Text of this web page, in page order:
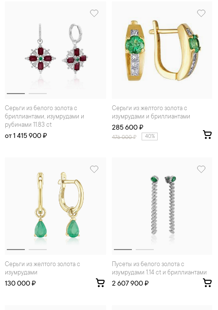
Серьги из белого золота с
бриллиантами, изумрудами и
рубинами 11.83 ct
от 1 415 900 ₽
Серьги из желтого золота с
изумрудами и бриллиантами
285 600 ₽
476 000₽ 40%
Серьги из желтого золота с
изумрудами
130 000 ₽
Пусеты из белого золота с
изумрудами 1.14 ct и бриллиантами
2 607 900 ₽